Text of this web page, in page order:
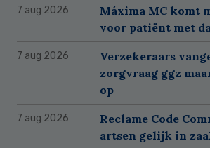
7 aug 2026
Máxima MC komt
voor patiënt met
7 aug 2026
Verzekeraars
zorgvraag ggz
op
7 aug 2026
Reclame Code
artsen gelijk in